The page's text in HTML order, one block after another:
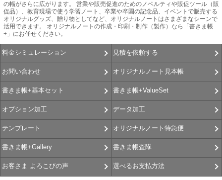
の幅がさらに広がります。 営業や販売促進のためのノベルティや販促ツール（販
促品）、教育現場で使う学習ノート、卒業や卒園の記念品、イベントで販売する
オリジナルグッズ、贈り物としてなど、オリジナルノートはさまざまなシーンで
活用できます。 オリジナルノートの作成・印刷・制作（製作）なら「書きま帳
+」にお任せください。
料金シミュレーション 見積を依頼する
お問い合わせ オリジナルノート見本帳
書きま帳+基本セット 書きま帳+ValueSet
オプション加工 データ加工
テンプレート オリジナルノート特急便
書きま帳+Gallery 書きま帳査隊
お客さま よろこびの声 選べるお支払方法